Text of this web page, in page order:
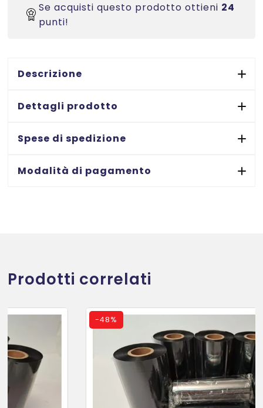
Inchiostratura
Out-
quantità
Se acquisti questo prodotto ottieni 24
punti!
Descrizione
Dettagli prodotto
Spese di spedizione
Modalità di pagamento
Prodotti correlati